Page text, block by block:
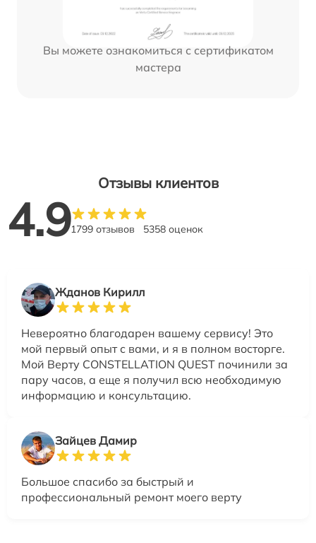
Вы можете ознакомиться с сертификатом
мастера
Отзывы клиентов
4.91799 отзывов 5358 оценок
Жданов Кирилл
Невероятно благодарен вашему сервису! Это
мой первый опыт с вами, и я в полном восторге.
Мой Верту CONSTELLATION QUEST починили за
пару часов, а еще я получил всю необходимую
информацию и консультацию.
Зайцев Дамир
Большое спасибо за быстрый и
профессиональный ремонт моего верту